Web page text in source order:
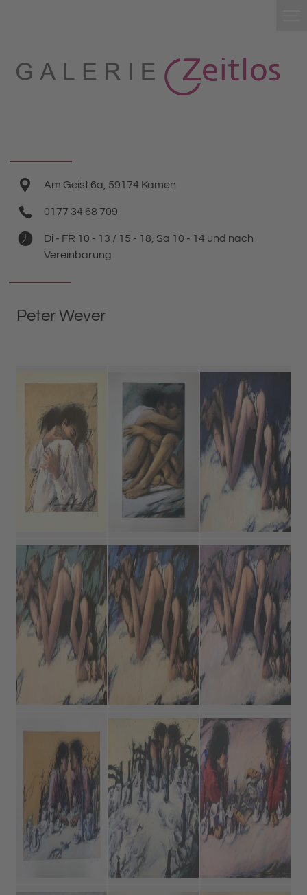
Am Geist 6a, 59174 Kamen
0177 34 68 709
Di - FR 10 - 13 / 15 - 18, Sa 10 - 14 und nach
Vereinbarung
Peter Wever